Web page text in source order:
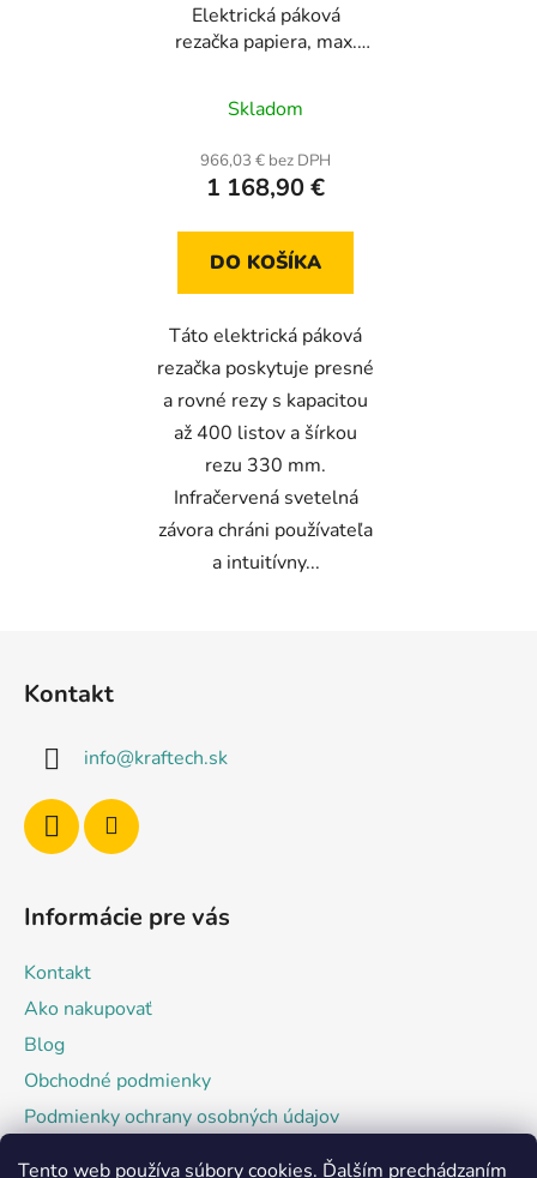
Tento web používa súbory cookies. Ďalším prechádzaním
Elektrická páková
rezačka papiera, max.
400 listov
Skladom
966,03 € bez DPH
1 168,90 €
DO KOŠÍKA
Táto elektrická páková
rezačka poskytuje presné
a rovné rezy s kapacitou
až 400 listov a šírkou
rezu 330 mm.
Infračervená svetelná
závora chráni používateľa
a intuitívny...
Kontakt
info@kraftech.sk
Informácie pre vás
Kontakt
Ako nakupovať
Blog
Obchodné podmienky
Podmienky ochrany osobných údajov